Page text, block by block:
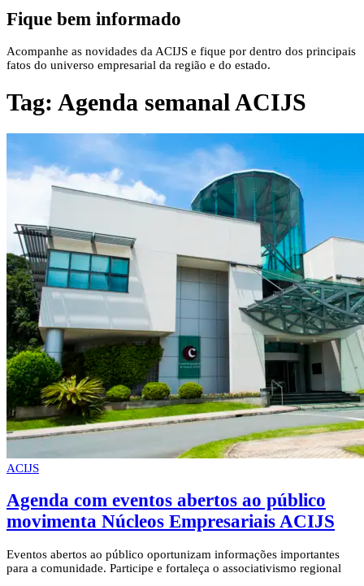
Fique bem informado
Acompanhe as novidades da ACIJS e fique por dentro dos principais
fatos do universo empresarial da região e do estado.
Tag: Agenda semanal ACIJS
ACIJS
Agenda com eventos abertos ao público
movimenta Núcleos Empresariais ACIJS
Eventos abertos ao público oportunizam informações importantes
para a comunidade. Participe e fortaleça o associativismo regional